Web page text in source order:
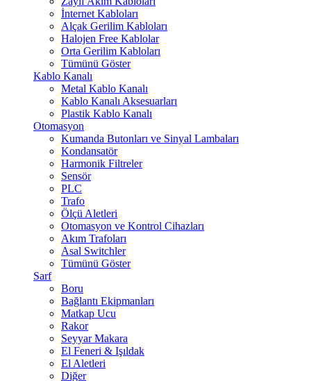
İnternet Kabloları
Alçak Gerilim Kabloları
Halojen Free Kablolar
Orta Gerilim Kabloları
Tümünü Göster
Kablo Kanalı
Metal Kablo Kanalı
Kablo Kanalı Aksesuarları
Plastik Kablo Kanalı
Otomasyon
Kumanda Butonları ve Sinyal Lambaları
Kondansatör
Harmonik Filtreler
Sensör
PLC
Trafo
Ölçü Aletleri
Otomasyon ve Kontrol Cihazları
Akım Trafoları
Asal Switchler
Tümünü Göster
Sarf
Boru
Bağlantı Ekipmanları
Matkap Ucu
Rakor
Seyyar Makara
El Feneri & Işıldak
El Aletleri
Diğer